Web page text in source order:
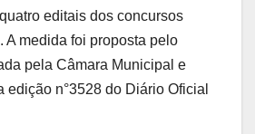
editais dos concursos
A medida foi proposta pelo
pela Câmara Municipal e
edição n°3528 do Diário Oficial